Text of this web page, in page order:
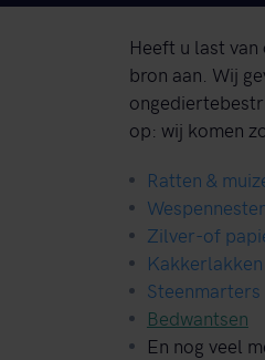
Heeft u last
bron aan. Wij
op: wij komen
Ratten &
Zilver-of
Kakkerlakken
Steenmarters
Bedwantsen
En nog veel